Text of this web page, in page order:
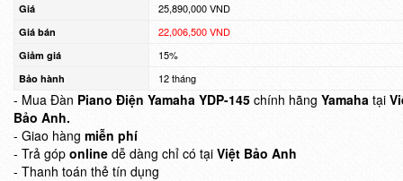
Giá 25,890,000 VND
Giá bán 22,006,500 VND
Giảm giá 15%
Bảo hành 12 tháng
- Mua Đàn Piano Điện Yamaha YDP-145 chính hãng Yamaha tại
Bảo Anh.
- Giao hàng miễn phí
- Trả góp online dễ dàng chỉ có tại Việt Bảo Anh
- Thanh toán thẻ tín dụng